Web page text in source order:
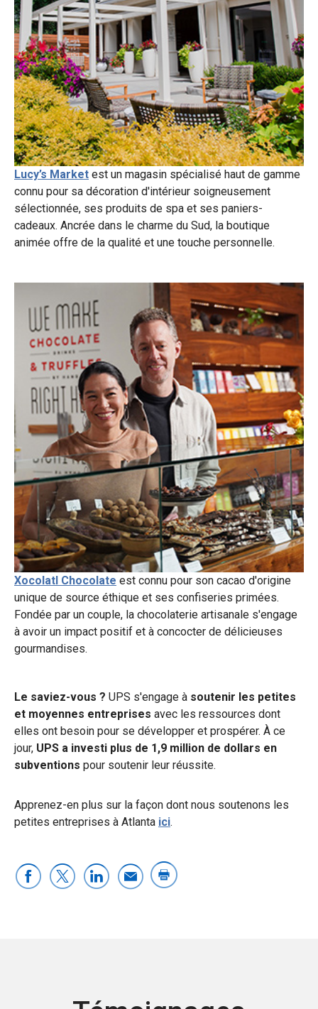
Lucy’s Market est un magasin spécialisé haut de gamme
connu pour sa décoration d'intérieur soigneusement
sélectionnée, ses produits de spa et ses paniers-
cadeaux. Ancrée dans le charme du Sud, la boutique
animée offre de la qualité et une touche personnelle.
Xocolatl Chocolate est connu pour son cacao d'origine
unique de source éthique et ses confiseries primées.
Fondée par un couple, la chocolaterie artisanale s'engage
à avoir un impact positif et à concocter de délicieuses
gourmandises.
Le saviez-vous ? UPS s'engage à soutenir les petites
et moyennes entreprises avec les ressources dont
elles ont besoin pour se développer et prospérer. À ce
jour, UPS a investi plus de 1,9 million de dollars en
subventions pour soutenir leur réussite.
Apprenez-en plus sur la façon dont nous soutenons les
petites entreprises à Atlanta ici.